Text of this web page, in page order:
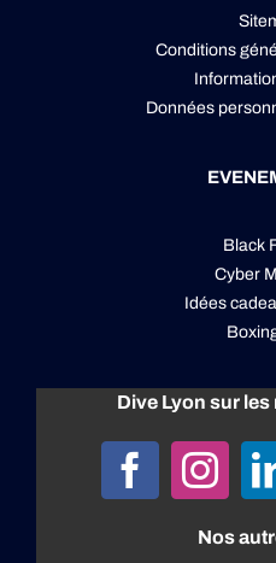
Conditions
Données
Black
Cyber
Idées
Dive Lyon sur
Nos